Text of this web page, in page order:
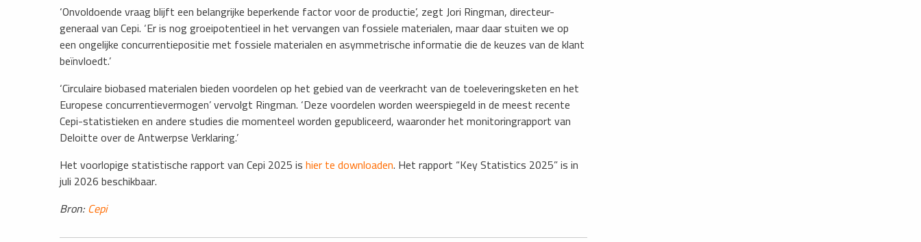
‘Onvoldoende vraag blijft een belangrijke beperkende factor voor de productie’, zegt Jori Ringman, directeur-
generaal van Cepi. ‘Er is nog groeipotentieel in het vervangen van fossiele materialen, maar daar stuiten we op
een ongelijke concurrentiepositie met fossiele materialen en asymmetrische informatie die de keuzes van de klant
beïnvloedt.’
‘Circulaire biobased materialen bieden voordelen op het gebied van de veerkracht van de toeleveringsketen en het
Europese concurrentievermogen’ vervolgt Ringman. ‘Deze voordelen worden weerspiegeld in de meest recente
Cepi-statistieken en andere studies die momenteel worden gepubliceerd, waaronder het monitoringrapport van
Deloitte over de Antwerpse Verklaring.’
​Het voorlopige statistische rapport van Cepi 2025 ishier te downloaden. Het rapport “Key Statistics 2025” is in
juli 2026 beschikbaar.
Bron:Cepi